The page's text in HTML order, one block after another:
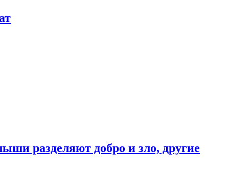
разделяют добро и зло, другие